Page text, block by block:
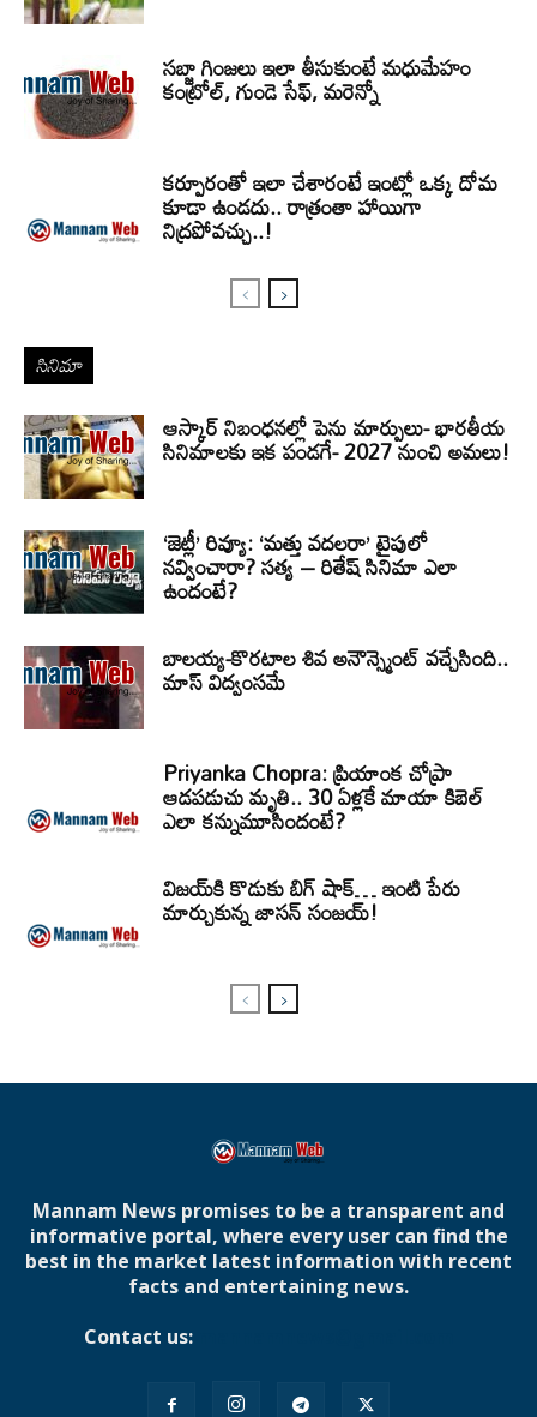
సబ్జా గింజలు ఇలా తీసుకుంటే మధుమేహం
కంట్రోల్, గుండె సేఫ్, మరెన్నో
కర్పూరంతో ఇలా చేశారంటే ఇంట్లో ఒక్క దోమ
కూడా ఉండదు.. రాత్రంతా హాయిగా
నిద్రపోవచ్చు..!
సినిమా
ఆస్కార్ నిబంధనల్లో పెను మార్పులు- భారతీయ
సినిమాలకు ఇక పండగే- 2027 నుంచి అమలు!
‘జెట్లీ’ రివ్యూ: ‘మత్తు వదలరా’ టైపులో
నవ్వించారా? సత్య – రితేష్ సినిమా ఎలా
ఉందంటే?
బాలయ్య-కొరటాల శివ అనౌన్స్మెంట్ వచ్చేసింది..
మాస్ విద్వంసమే
Priyanka Chopra: ప్రియాంక చోప్రా
ఆడపడుచు మృతి.. 30 ఏళ్లకే మాయా కిబెల్
ఎలా కన్నుమూసిందంటే?
విజయ్‌కి కొడుకు బిగ్ షాక్… ఇంటి పేరు
మార్చుకున్న జాసన్ సంజయ్!
Mannam News promises to be a transparent and
informative portal, where every user can find the
best in the market latest information with recent
facts and entertaining news.
Contact us: